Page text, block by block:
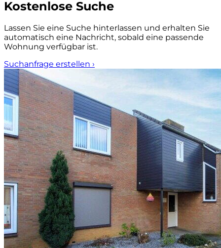
Kostenlose Suche
Lassen Sie eine Suche hinterlassen und erhalten Sie
automatisch eine Nachricht, sobald eine passende
Wohnung verfügbar ist.
Suchanfrage erstellen ›